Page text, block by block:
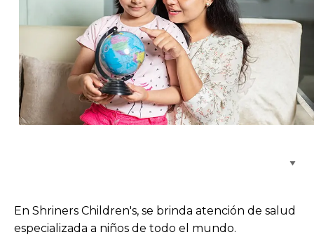
En Shriners Children's, se brinda atención de salud
especializada a niños de todo el mundo.